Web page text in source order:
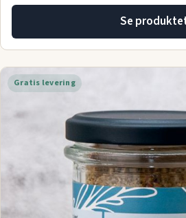
Se
Gratis levering